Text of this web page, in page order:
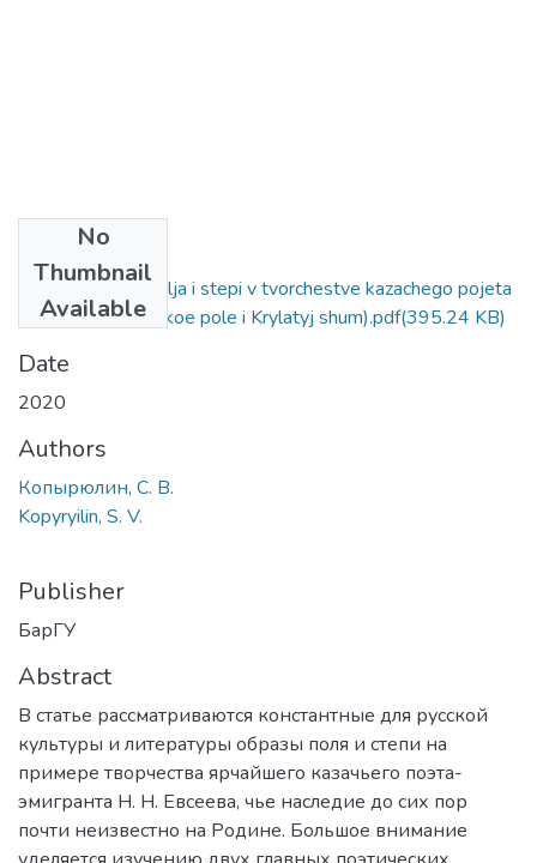
No
Thumbnail
Available
Obrazy Dikogo polja i stepi v tvorchestve kazachego pojeta
N. N. Evseeva (Dikoe pole i Krylatyj shum).pdf(395.24 KB)
Date
2020
Authors
Копырюлин, С. В.
Kopyryilin, S. V.
Publisher
БарГУ
Abstract
В статье рассматриваются константные для русской
культуры и литературы образы поля и степи на
примере творчества ярчайшего казачьего поэта-
эмигранта Н. Н. Евсеева, чье наследие до сих пор
почти неизвестно на Родине. Большое внимание